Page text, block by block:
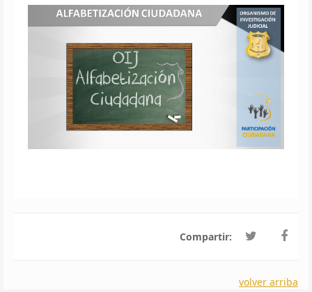
Compartir:
volver arriba